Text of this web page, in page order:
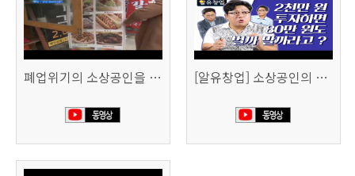
폐업위기의 소상공인을 돕습니다 (SBS생활경제) [알유창업] 소상공인의 창업자금, 어떻게 마련할까